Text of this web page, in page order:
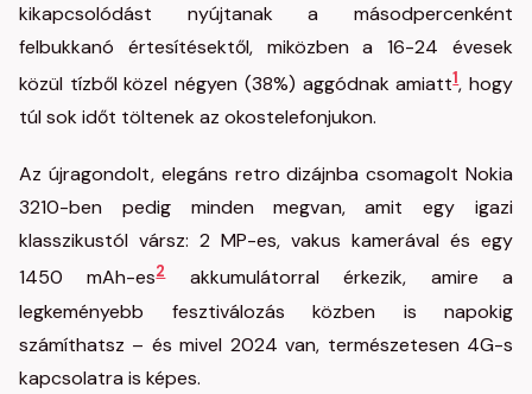
kikapcsolódást nyújtanak a másodpercenként
felbukkanó értesítésektől, miközben a 16-24 évesek
közül tízből közel négyen (38%) aggódnak amiatt1, hogy
túl sok időt töltenek az okostelefonjukon.
Az újragondolt, elegáns retro dizájnba csomagolt Nokia
3210-ben pedig minden megvan, amit egy igazi
klasszikustól vársz: 2 MP-es, vakus kamerával és egy
1450 mAh-es2akkumulátorral érkezik, amire a
legkeményebb fesztiválozás közben is napokig
számíthatsz – és mivel 2024 van, természetesen 4G-s
kapcsolatra is képes.